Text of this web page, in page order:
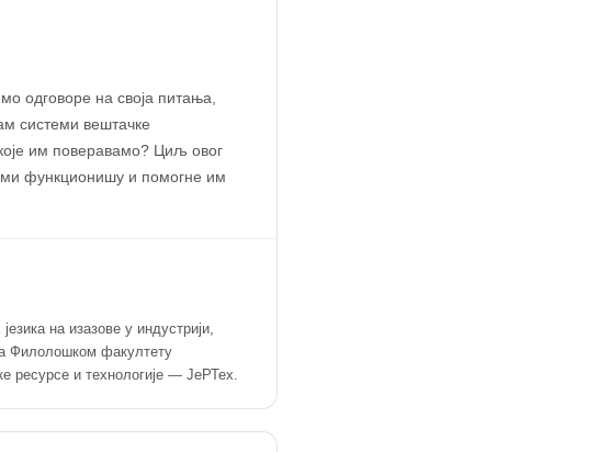
одговоре на своја питања,
системи вештачке
које им поверавамо? Циљ овог
функционишу и помогне им
на изазове у индустрији,
Филолошком факултету
ресурсе и технологије — ЈеРТех.